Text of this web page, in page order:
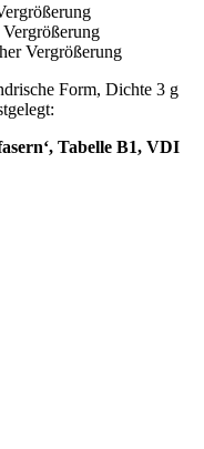
Vergrößerung
Form, Dichte 3 g
Tabelle B1, VDI